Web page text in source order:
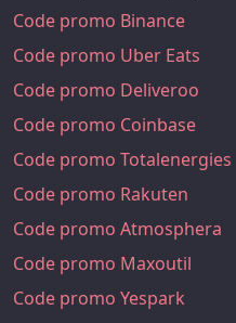
Code promo Binance
Code promo Uber Eats
Code promo Deliveroo
Code promo Coinbase
Code promo Totalenergies
Code promo Rakuten
Code promo Atmosphera
Code promo Maxoutil
Code promo Yespark